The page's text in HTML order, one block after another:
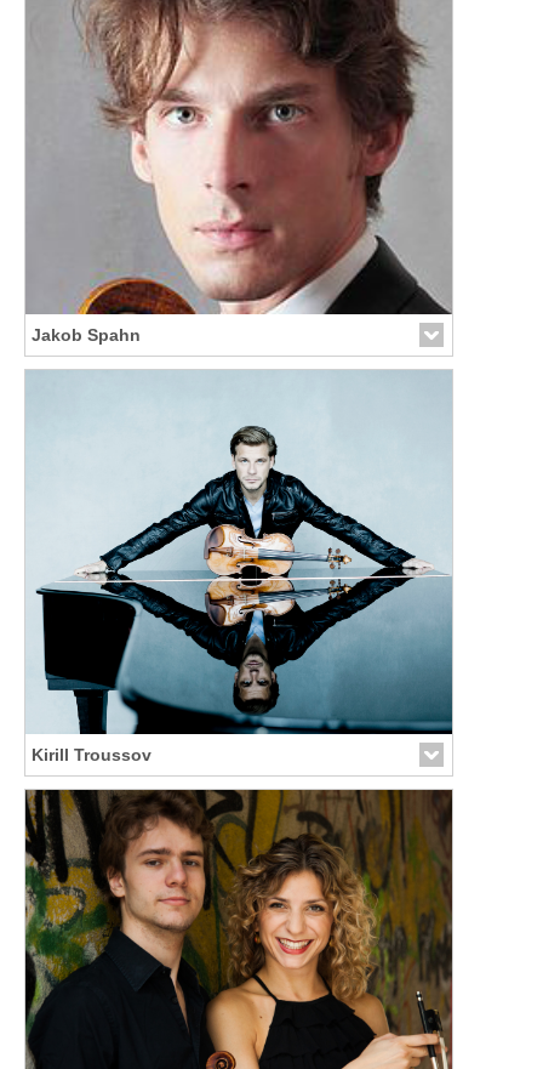
Jakob Spahn
Kirill Troussov
Link zur Künstler-Seite